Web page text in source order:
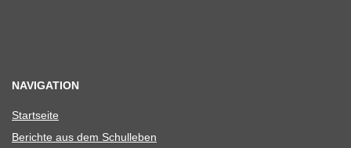
NAVIGATION
Start­seite
Berichte aus dem Schulleben